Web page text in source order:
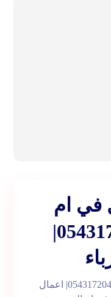
في ام
القيوين |0543172044|
كهربائي منازل في ام القيوين |0543172044| اعمال